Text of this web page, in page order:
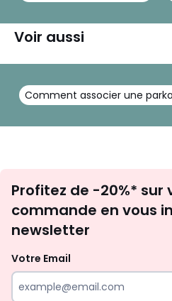
Voir aussi
Comment associer une
Profitez de -20%*
commande en vous
newsletter
Votre Email